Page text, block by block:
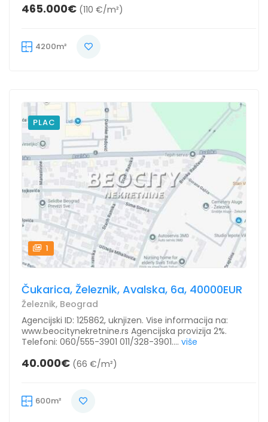
465.000€ (110 €/m²)
4200m²
PLAC
1
Čukarica, Železnik, Avalska, 6a, 40000EUR
Železnik, Beograd
Agencijski ID: 125862, uknjizen. Vise informacija na:
www.beocitynekretnine.rs Agencijska provizija 2%.
Telefoni: 060/555-3901 011/328-3901.... više
40.000€ (66 €/m²)
600m²